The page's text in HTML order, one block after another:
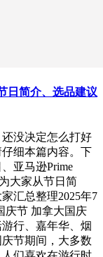
日简介、选品建议
没决定怎么打好
细本篇内容。下
亚马逊Prime
大家从节日简
汇总整理2025年7
庆节 加拿大国庆
行、嘉年华、烟
节期间，大多数